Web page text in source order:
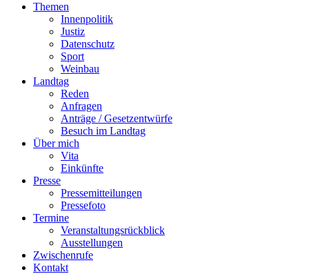
Themen
Innenpolitik
Justiz
Datenschutz
Sport
Weinbau
Landtag
Reden
Anfragen
Anträge / Gesetzentwürfe
Besuch im Landtag
Über mich
Vita
Einkünfte
Presse
Pressemitteilungen
Pressefoto
Termine
Veranstaltungsrückblick
Ausstellungen
Zwischenrufe
Kontakt